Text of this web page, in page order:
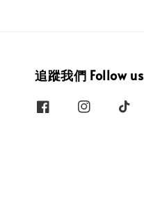
追蹤我們 Follow us